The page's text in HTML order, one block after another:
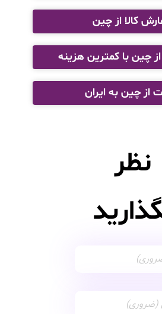
کالا از چین
از چین با کمترین هزینه
از چین به ایران
نظر